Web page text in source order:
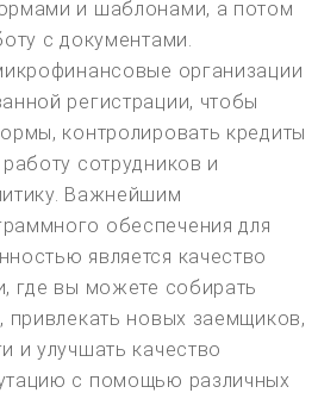
и шаблонами, а потом
с документами.
организации
регистрации, чтобы
контролировать кредиты
сотрудников и
Важнейшим
обеспечения для
является качество
где вы можете собирать
привлекать новых заемщиков,
и улучшать качество
с помощью различных